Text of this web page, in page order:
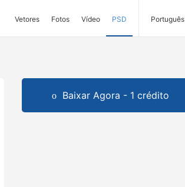
Vetores Fotos Vídeo PSD Português
Baixar Agora - 1 crédito